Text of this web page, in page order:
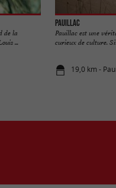
de la
...
Pauillac
Pauillac est une
curieux de culture.
19,0 km -